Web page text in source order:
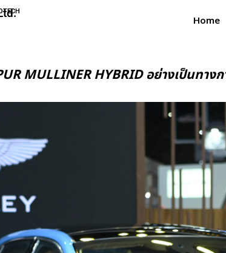
Home
MULLINER HYBRID อย่างเป็นทา